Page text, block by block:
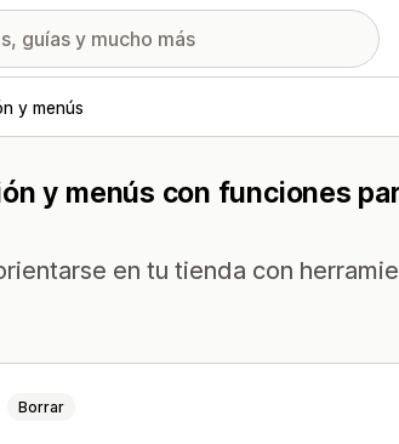
y menús
y menús con funciones
en tu tienda con
Borrar